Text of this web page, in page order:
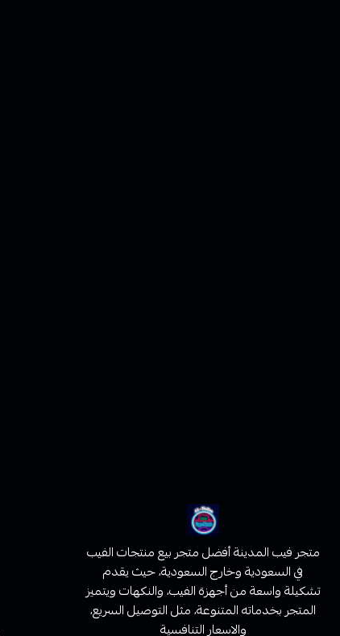
متجر فيب المدينة أفضل متجر بيع منتجات الفيب
في السعودية وخارج السعودية، حيث يقدم
تشكيلة واسعة من أجهزة الفيب، والنكهات ويتميز
المتجر بخدماته المتنوعة، مثل التوصيل السريع،
والاسعار التنافسية